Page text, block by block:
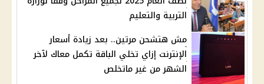
التربية والتعليم
مش هتشحن مرتين.. بعد زيادة أسعار
الإنترنت إزاي تخلي الباقة تكمل معاك لآخر
الشهر من غير ماتخلص